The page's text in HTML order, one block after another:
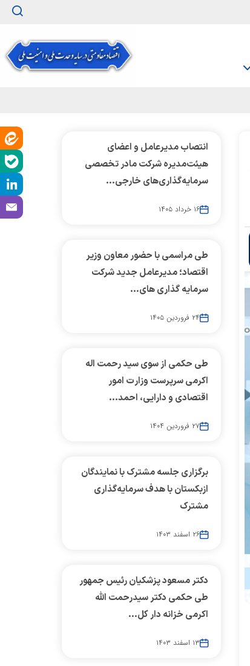
انتصاب مدیرعامل و اعضای
هیئت‌مدیره شرکت مادر تخصصی
سرمایه‌گذاری‌های خارجی...
۱۶ خرداد ۱۴۰۵
طی مراسمی با حضور معاون وزیر
اقتصاد؛ مدیرعامل جدید شرکت
سرمایه گذاری های...
۲۴ فروردین ۱۴۰۵
طی حکمی از سوی سید رحمت اله
اکرمی سرپرست وزارت امور
اقتصادی و دارایی، احمد...
۲۷ فروردین ۱۴۰۴
برگزاری جلسه مشترک با نمایندگان
ازبکستان با هدف سرمایه‌گذاری
مشترک
۲۶ اسفند ۱۴۰۳
دکتر مسعود پزشکیان رئیس جمهور
طی حکمی دکتر سیدرحمت الله
اکرمی خزانه دار کل...
۱۳ اسفند ۱۴۰۳